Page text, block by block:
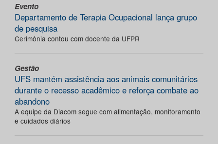
Evento
Departamento de Terapia Ocupacional lança grupo
de pesquisa
Cerimônia contou com docente da UFPR
Gestão
UFS mantém assistência aos animais comunitários
durante o recesso acadêmico e reforça combate ao
abandono
A equipe da Diacom segue com alimentação, monitoramento
e cuidados diários